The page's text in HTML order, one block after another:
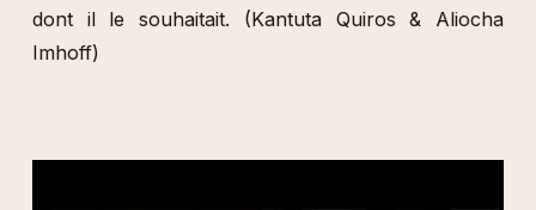
dont il le souhaitait. (Kantuta Quiros & Aliocha
Imhoff)